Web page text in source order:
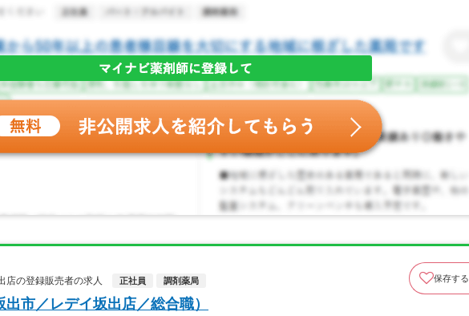
の登録販売者の求人
正社員 調剤薬局 保存する
市／レデイ坂出店／総合職）